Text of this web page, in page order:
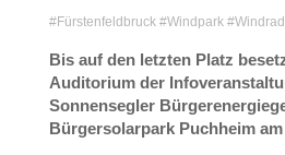
#Fürstenfeldbruck#Windpark#Windrad
Bis auf den letzten Platz
Auditorium der
Sonnensegler
Bürgersolarpark Puchheim am